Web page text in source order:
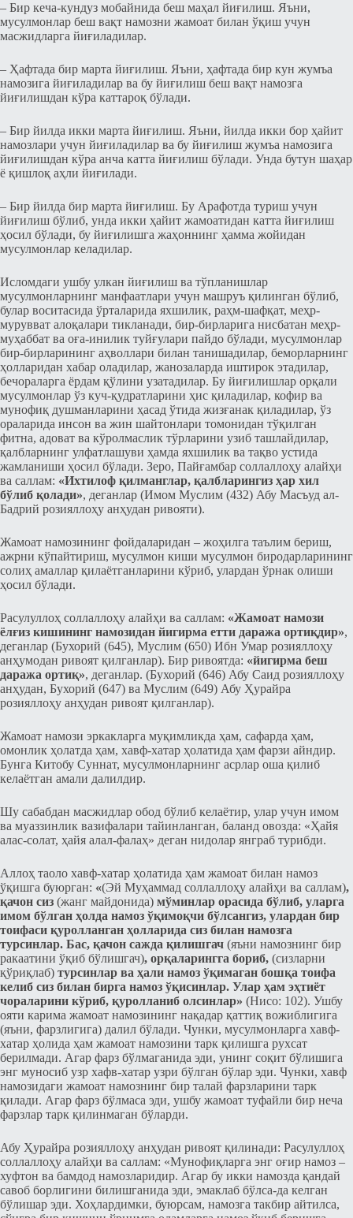
– Бир кеча-кундуз мобайнида беш маҳал йиғилиш. Яъни,
мусулмонлар беш вақт намозни жамоат билан ўқиш учун
масжидларга йиғиладилар.
– Ҳафтада бир марта йиғилиш. Яъни, ҳафтада бир кун жумъа
намозига йиғиладилар ва бу йиғилиш беш вақт намозга
йиғилишдан кўра каттароқ бўлади.
– Бир йилда икки марта йиғилиш. Яъни, йилда икки бор ҳайит
намозлари учун йиғиладилар ва бу йиғилиш жумъа намозига
йиғилишдан кўра анча катта йиғилиш бўлади. Унда бутун шаҳар
ё қишлоқ аҳли йиғилади.
– Бир йилда бир марта йиғилиш. Бу Арафотда туриш учун
йиғилиш бўлиб, унда икки ҳайит жамоатидан катта йиғилиш
ҳосил бўлади, бу йиғилишга жаҳоннинг ҳамма жойидан
мусулмонлар келадилар.
Исломдаги ушбу улкан йиғилиш ва тўпланишлар
мусулмонларнинг манфаатлари учун машруъ қилинган бўлиб,
булар воситасида ўрталарида яхшилик, раҳм-шафқат, меҳр-
мурувват алоқалари тикланади, бир-бирларига нисбатан меҳр-
муҳаббат ва оға-инилик туйғулари пайдо бўлади, мусулмонлар
бир-бирларининг аҳволлари билан танишадилар, беморларнинг
ҳолларидан хабар оладилар, жанозаларда иштирок этадилар,
бечораларга ёрдам қўлини узатадилар. Бу йиғилишлар орқали
мусулмонлар ўз куч-қудратларини ҳис қиладилар, кофир ва
мунофиқ душманларини ҳасад ўтида жизғанак қиладилар, ўз
ораларида инсон ва жин шайтонлари томонидан тўқилган
фитна, адоват ва кўролмаслик тўрларини узиб ташлайдилар,
қалбларнинг улфатлашуви ҳамда яхшилик ва тақво устида
жамланиши ҳосил бўлади. Зеро, Пайғамбар соллаллоҳу алайҳи
ва саллам: «Ихтилоф қилманглар, қалбларингиз ҳар хил
бўлиб қолади», деганлар (Имом Муслим (432) Абу Масъуд ал-
Бадрий розияллоҳу анҳудан ривояти).
Жамоат намозининг фойдаларидан – жоҳилга таълим бериш,
ажрни кўпайтириш, мусулмон киши мусулмон биродарларининг
солиҳ амаллар қилаётганларини кўриб, улардан ўрнак олиши
ҳосил бўлади.
Расулуллоҳ соллаллоҳу алайҳи ва саллам: «Жамоат намози
ёлғиз кишининг намозидан йигирма етти даража ортиқдир»,
деганлар (Бухорий (645), Муслим (650) Ибн Умар розияллоҳу
анҳумодан ривоят қилганлар). Бир ривоятда: «йигирма беш
даража ортиқ», деганлар. (Бухорий (646) Абу Саид розияллоҳу
анҳудан, Бухорий (647) ва Муслим (649) Абу Ҳурайра
розияллоҳу анҳудан ривоят қилганлар).
Жамоат намози эркакларга муқимликда ҳам, сафарда ҳам,
омонлик ҳолатда ҳам, хавф-хатар ҳолатида ҳам фарзи айндир.
Бунга Китобу Суннат, мусулмонларнинг асрлар оша қилиб
келаётган амали далилдир.
Шу сабабдан масжидлар обод бўлиб келаётир, улар учун имом
ва муаззинлик вазифалари тайинланган, баланд овозда: «Ҳайя
алас-солат, ҳайя алал-фалаҳ» деган нидолар янграб турибди.
Аллоҳ таоло хавф-хатар ҳолатида ҳам жамоат билан намоз
ўқишга буюрган: «(Эй Муҳаммад соллаллоҳу алайҳи ва саллам),
қачон сиз (жанг майдонида) мўминлар орасида бўлиб, уларга
имом бўлган ҳолда намоз ўқимоқчи бўлсангиз, улардан бир
тоифаси қуролланган ҳолларида сиз билан намозга
турсинлар. Бас, қачон сажда қилишгач (яъни намознинг бир
ракаатини ўқиб бўлишгач), орқаларингга бориб, (сизларни
қўриқлаб) турсинлар ва ҳали намоз ўқимаган бошқа тоифа
келиб сиз билан бирга намоз ўқисинлар. Улар ҳам эҳтиёт
чораларини кўриб, қуролланиб олсинлар» (Нисо: 102). Ушбу
ояти карима жамоат намозининг нақадар қаттиқ вожиблигига
(яъни, фарзлигига) далил бўлади. Чунки, мусулмонларга хавф-
хатар ҳолида ҳам жамоат намозини тарк қилишга рухсат
берилмади. Агар фарз бўлмаганида эди, унинг соқит бўлишига
энг муносиб узр хафв-хатар узри бўлган бўлар эди. Чунки, хавф
намозидаги жамоат намознинг бир талай фарзларини тарк
қилади. Агар фарз бўлмаса эди, ушбу жамоат туфайли бир неча
фарзлар тарк қилинмаган бўларди.
Абу Ҳурайра розияллоҳу анҳудан ривоят қилинади: Расулуллоҳ
соллаллоҳу алайҳи ва саллам: «Мунофиқларга энг оғир намоз –
хуфтон ва бамдод намозларидир. Агар бу икки намозда қандай
савоб борлигини билишганида эди, эмаклаб бўлса-да келган
бўлишар эди. Хоҳлардимки, буюрсам, намозга такбир айтилса,